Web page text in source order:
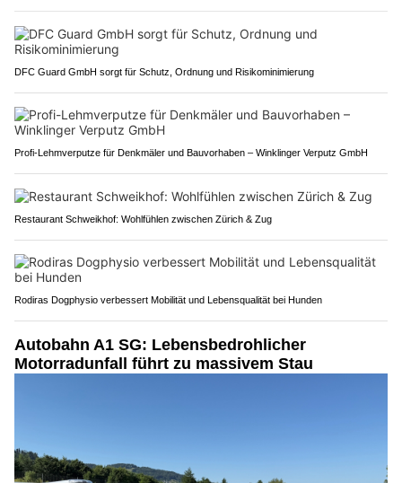
DFC Guard GmbH sorgt für Schutz, Ordnung und Risikominimierung
Profi-Lehmverputze für Denkmäler und Bauvorhaben – Winklinger Verputz GmbH
Restaurant Schweikhof: Wohlfühlen zwischen Zürich & Zug
Rodiras Dogphysio verbessert Mobilität und Lebensqualität bei Hunden
Autobahn A1 SG: Lebensbedrohlicher
Motorradunfall führt zu massivem Stau